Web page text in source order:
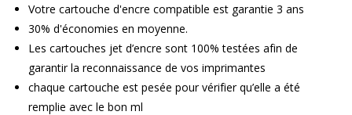
Votre cartouche d'encre compatible est garantie 3 ans
30% d'économies en moyenne.
Les cartouches jet d’encre sont 100% testées afin de
garantir la reconnaissance de vos imprimantes
chaque cartouche est pesée pour vérifier qu’elle a été
remplie avec le bon ml